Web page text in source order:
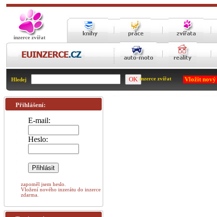
inzerce zvířat
Hledej inzerce zvířat Vložit
Přihlášení:
E-mail:
Heslo:
zapoměl jsem heslo.
Vložení nového inzerátu do inzerce
zdarma.